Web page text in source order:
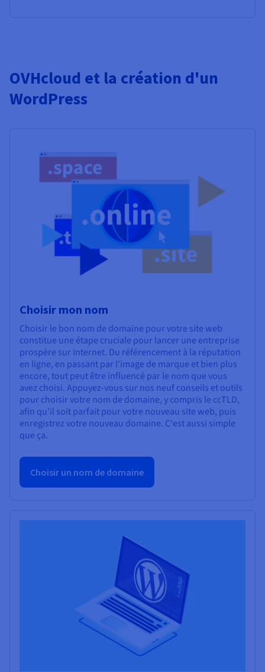
OVHcloud et la création d'un
WordPress
Choisir mon nom
Choisir le bon nom de domaine pour votre site web
constitue une étape cruciale pour lancer une entreprise
prospère sur Internet. Du référencement à la réputation
en ligne, en passant par l'image de marque et bien plus
encore, tout peut être influencé par le nom que vous
avez choisi. Appuyez-vous sur nos neuf conseils et outils
pour choisir votre nom de domaine, y compris le ccTLD,
afin qu'il soit parfait pour votre nouveau site web, puis
enregistrez votre nouveau domaine. C'est aussi simple
que ça.
Choisir un nom de domaine